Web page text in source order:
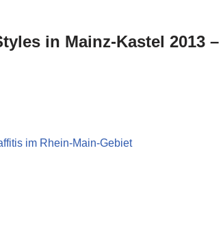
in Mainz-Kastel 2013 –
im Rhein-Main-Gebiet